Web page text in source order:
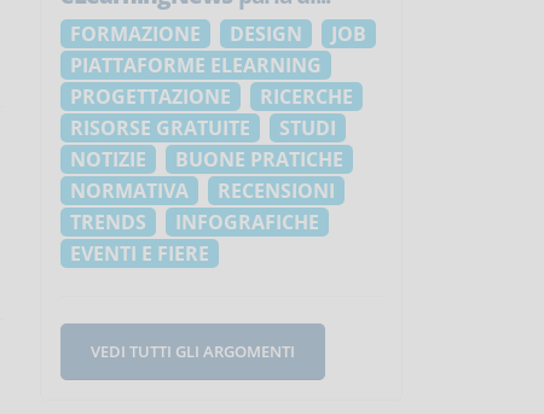
FORMAZIONE DESIGN
JOB
PIATTAFORME ELEARNING
PROGETTAZIONE
RICERCHE
RISORSE GRATUITE
STUDI
NOTIZIE
BUONE PRATICHE
NORMATIVA
RECENSIONI
TRENDS
INFOGRAFICHE
EVENTI E FIERE
VEDI TUTTI GLI ARGOMENTI